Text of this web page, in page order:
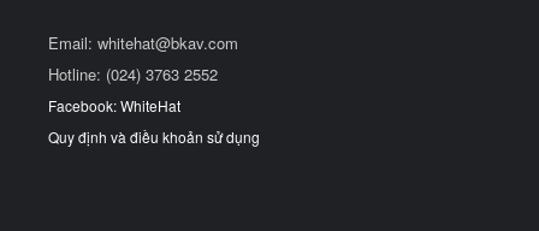
Email: whitehat@bkav.com
Hotline: (024) 3763 2552
Facebook: WhiteHat
Quy định và điều khoản sử dụng